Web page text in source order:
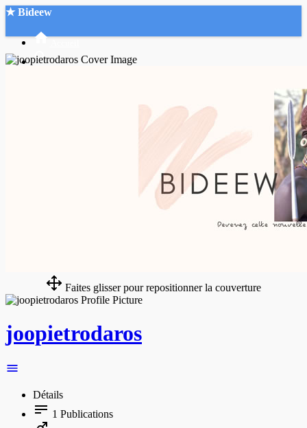
★ Bideew
Faites glisser pour repositionner la couverture
joopietrodaros
Détails
1 Publications